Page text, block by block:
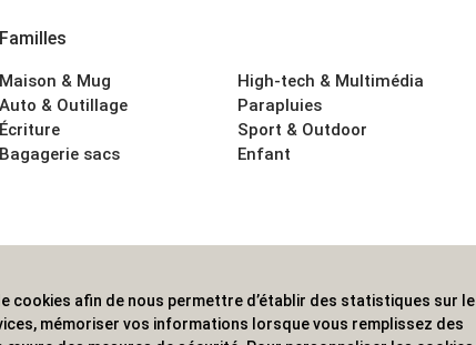
Familles
Maison & Mug
Auto & Outillage
Écriture
Bagagerie sacs
High-tech & Multimédia
Parapluies
Sport & Outdoor
Enfant
implantation nationale, une couverture internationale.
cookies afin de nous permettre d’établir des statistiques sur le
mémoriser vos informations lorsque vous remplissez des